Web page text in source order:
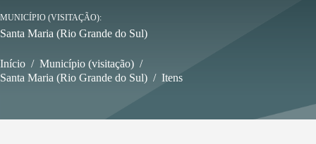
MUNICÍPIO (VISITAÇÃO)
Santa Maria (Rio Grande do Sul)
Início / Município (visitação) /
Santa Maria (Rio Grande do Sul) / Itens